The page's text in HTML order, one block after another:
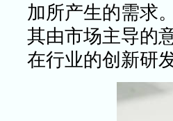
加所产生的需求
其由市场主导的
在行业的创新研